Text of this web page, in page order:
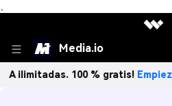
、
Media.io
100 % gratis!Empieza